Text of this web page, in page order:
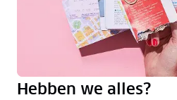
Hebben we alles?